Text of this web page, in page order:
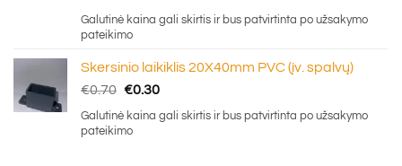
Galutinė kaina gali skirtis ir bus patvirtinta po užsakymo
pateikimo
Skersinio laikiklis 20X40mm PVC (įv. spalvų)
€0.70 Original
price
was:
€0.30Current
price
is:
Galutinė kaina gali skirtis ir bus patvirtinta po užsakymo
pateikimo